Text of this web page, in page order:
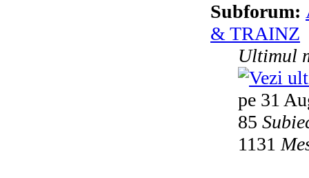
Subforum:
& TRAINZ
Ultimul
pe 31
85
1131